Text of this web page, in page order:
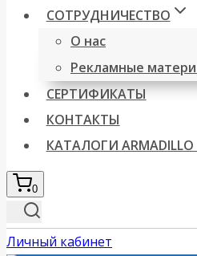
СОТРУДНИЧЕСТВО
О нас
Рекламные
СЕРТИФИКАТЫ
КОНТАКТЫ
КАТАЛОГИ
0
Личный кабинет